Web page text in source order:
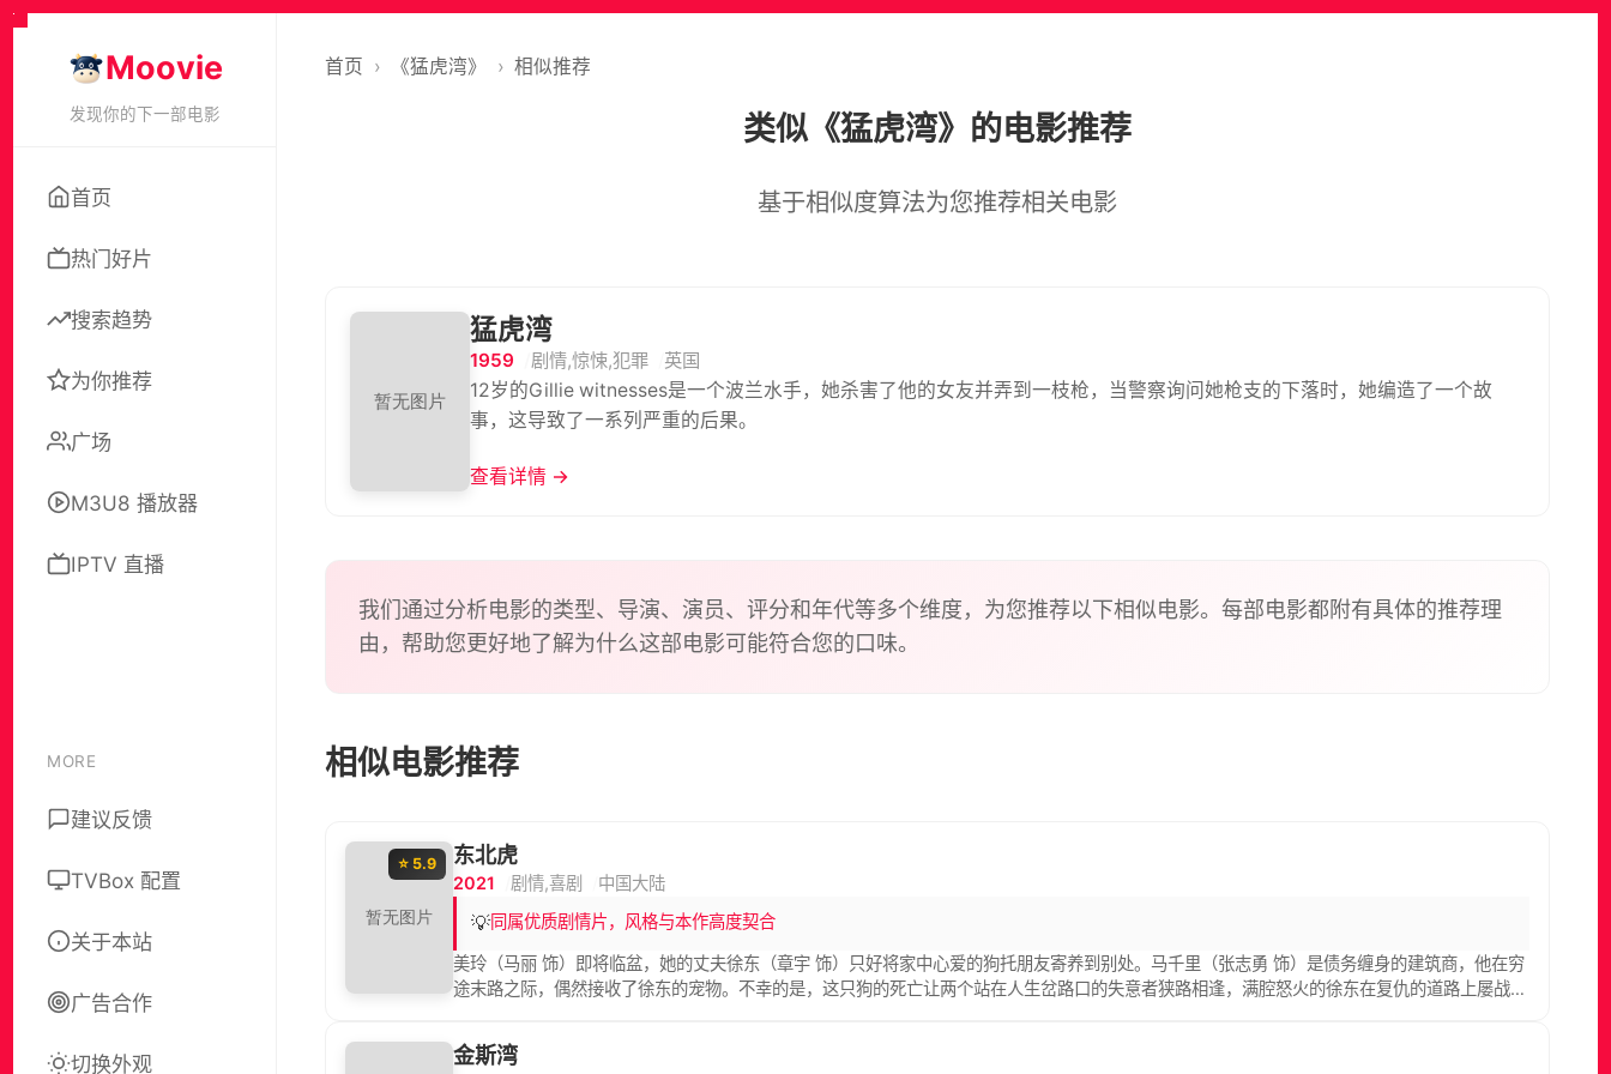
Moovie
发现你的下一部电影
首页
热门好片
搜索趋势
为你推荐
广场
M3U8 播放器
IPTV 直播
MORE
建议反馈
TVBox 配置
关于本站
广告合作
切换外观
首页 › 《猛虎湾》 › 相似推荐
类似《猛虎湾》的电影推荐
基于相似度算法为您推荐相关电影
猛虎湾
1959 剧情,惊悚,犯罪
英国
12岁的Gillie witnesses是一个波兰水手，她杀害了他的女友并弄到一枝枪，当警察询问她枪支的下落时，她编造了一个故
事，这导致了一系列严重的后果。
查看详情 →
我们通过分析电影的类型、导演、演员、评分和年代等多个维度，为您推荐以下相似电影。每部电影都附有具体的推荐理
由，帮助您更好地了解为什么这部电影可能符合您的口味。
相似电影推荐
⭐ 5.9 东北虎
2021 剧情,喜剧 中国大陆
💡同属优质剧情片，风格与本作高度契合
美玲（马丽 饰）即将临盆，她的丈夫徐东（章宇 饰）只好将家中心爱的狗托朋友寄养到别处。马千里（张志勇 饰）是债务缠身的建筑商，他在穷
途末路之际，偶然接收了徐东的宠物。不幸的是，这只狗的死亡让两个站在人生岔路口的失意者狭路相逢，满腔怒火的徐东在复仇的道路上屡战屡
打开。东北虎在动物园里晒着太阳发呆，它似乎已经习惯了每天被饲养员扔下食物的生活。
金斯湾